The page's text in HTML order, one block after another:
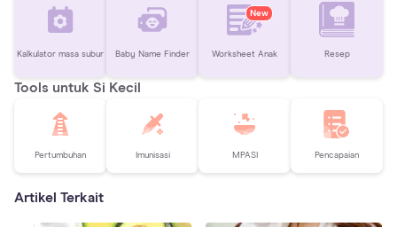
Kalkulator masa subur Baby Name Finder
New
Worksheet Anak Resep
Tools untuk Si Kecil
Pertumbuhan Imunisasi MPASI Pencapaian
Artikel Terkait